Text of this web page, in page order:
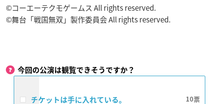
©コーエーテクモゲームス All rights reserved.
©舞台「戦国無双」製作委員会 All rights reserved.
今回の公演は観覧できそうですか？
チケットは手に入れている。 10